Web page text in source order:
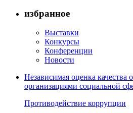
избранное
Выставки
Конкурсы
Конференции
Новости
Независимая оценка качества
организациями социальной
Противодействие коррупции